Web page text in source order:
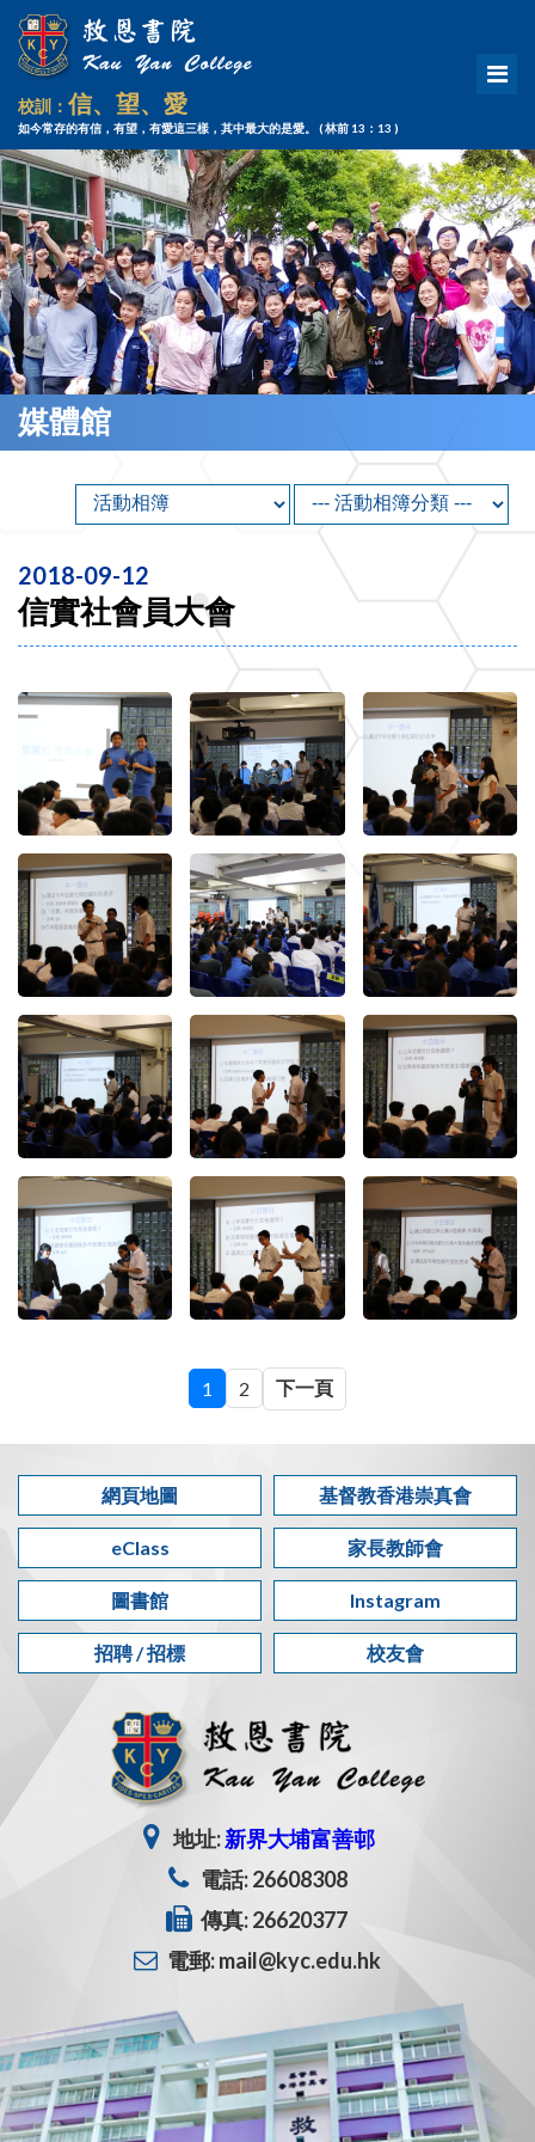
校訓：信、望、愛
如今常存的有信，有望，有愛這三樣，其中最大的是愛。 ( 林前 13：13 )
媒體館
2018-09-12
信實社會員大會
1 2 下一頁
網頁地圖 基督教香港崇真會
eClass 家長教師會
圖書館 Instagram
招聘 / 招標 校友會
地址:新界大埔富善邨
電話: 26608308
傳真: 26620377
電郵: mail@kyc.edu.hk